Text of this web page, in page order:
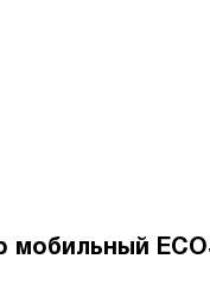
мобильный